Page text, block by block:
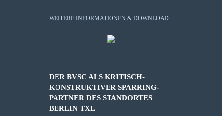
WEITERE INFORMATIONEN & DOWNLOAD
DER BVSC ALS KRITISCH-
KONSTRUKTIVER SPARRING-
PARTNER DES STANDORTES
BERLIN TXL